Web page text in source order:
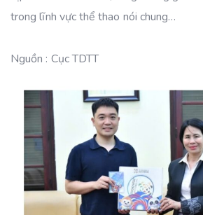
trong lĩnh vực thể thao nói chung…
Nguồn : Cục TDTT